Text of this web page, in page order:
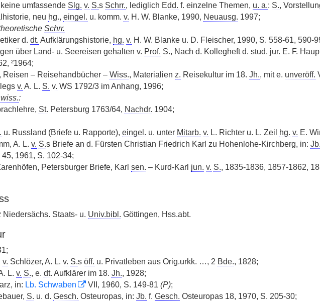
umfassende Slg. v. S.s Schrr., lediglich Edd. f. einzelne Themen, u. a.: S.,
neu hg., eingel. u. komm. v. H. W. Blanke, 1990, Neuausg. 1997;
Schrr.
d. dt. Aufklärungshistorie, hg. v. H. W. Blanke u. D. Fleischer, 1990, S. 558-61, 590-
über Land- u. Seereisen gehalten v. Prof. S., Nach d. Kollegheft d. stud. jur. E. F.
²1964;
Reisen – Reisehandbücher – Wiss., Materialien z. Reisekultur im 18. Jh., mit e. unveröff.
v. A. L. S. v. WS 1792/3 im Anhang, 1996;
:
St. Petersburg 1763/64, Nachdr. 1904;
u. Russland (Briefe u. Rapporte), eingel. u. unter Mitarb. v. L. Richter u. L. Zeil hg. v. E.
A. L. v. S.s Briefe an d. Fürsten Christian Friedrich Karl zu Hohenlohe-Kirchberg, in: Jb.
45, 1961, S. 102-34;
Petersburger Briefe, Karl sen. – Kurd-Karl jun. v. S., 1835-1836, 1857-1862,
Niedersächs. Staats- u. Univ.bibl. Göttingen, Hss.abt.
v. Schlözer, A. L. v. S.s öff. u. Privatleben aus Orig.urkk. …, 2 Bde., 1828;
L. v. S., e. dt. Aufklärer im 18. Jh., 1928;
in: Lb. Schwaben VII, 1960, S. 149-81 (P);
S. u. d. Gesch. Osteuropas, in: Jb. f. Gesch. Osteuropas 18, 1970, S. 205-30;